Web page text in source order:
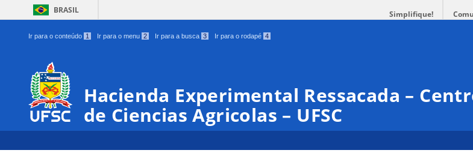
BRASIL Simplifique!
Ir para o conteúdo 1 Ir para o menu 2 Ir para a busca 3 Ir para o rodapé 4
Hacienda Experimental Ressacada –
de Ciencias Agricolas – UFSC